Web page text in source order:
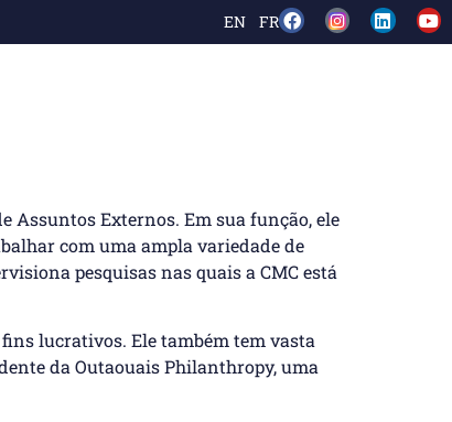
EN FR
Assuntos Externos. Em sua função, ele
com uma ampla variedade de
pesquisas nas quais a CMC está
lucrativos. Ele também tem vasta
da Outaouais Philanthropy, uma